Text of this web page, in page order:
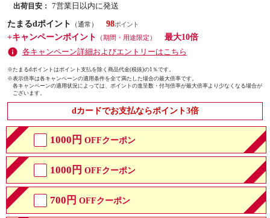
出荷目安： 7営業日以内に発送
たまるdポイント
（通常）
98
+キャンペーンポイント
（期間・用途限定）
最大10倍
各キャンペーン詳細およびエントリーはこちら
※たまるdポイントはポイント支払を除く商品代金(税抜)の1％です。
※表示倍率は各キャンペーンの適用条件を全て満たした場合の最大倍率です。
各キャンペーンの適用状況によっては、ポイントの進呈数・付与倍率が最大倍率より少なくなる場合が
ございます。
dカードでお支払ならポイント3倍
1000円 OFFクーポン
1000円 OFFクーポン
700円 OFFクーポン